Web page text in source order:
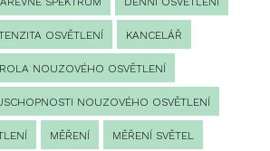
OSVĚTLENÍ KANCELÁŘ
NOUZOVÉHO OSVĚTLENÍ
NOUZOVÉHO OSVĚTLENÍ
MĚŘENÍ MĚŘENÍ SVĚTEL